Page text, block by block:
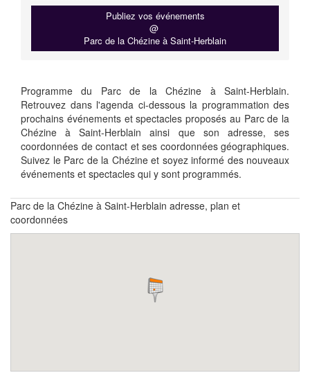
Publiez vos événements
@
Parc de la Chézine à Saint-Herblain
Programme du Parc de la Chézine à Saint-Herblain.
Retrouvez dans l'agenda ci-dessous la programmation des
prochains événements et spectacles proposés au Parc de la
Chézine à Saint-Herblain ainsi que son adresse, ses
coordonnées de contact et ses coordonnées géographiques.
Suivez le Parc de la Chézine et soyez informé des nouveaux
événements et spectacles qui y sont programmés.
Parc de la Chézine à Saint-Herblain adresse, plan et
coordonnées